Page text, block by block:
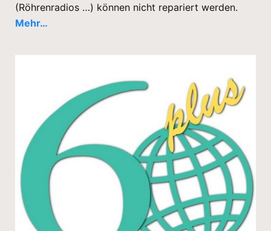
(Röhrenradios …) können nicht repariert werden.
Mehr…